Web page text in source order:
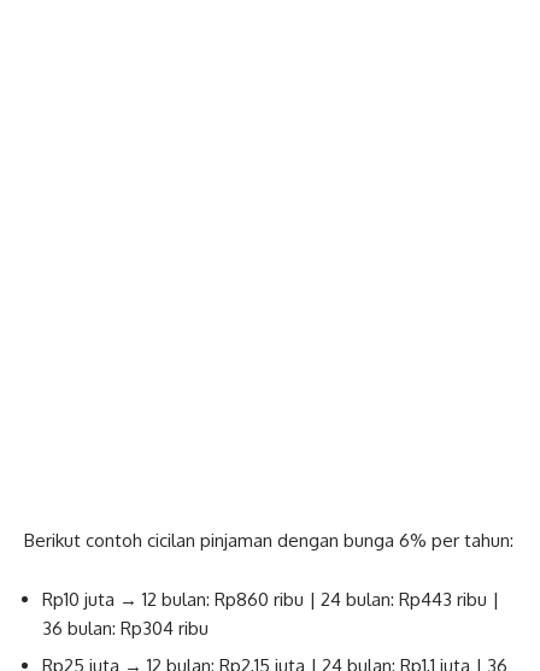
Berikut contoh cicilan pinjaman dengan bunga 6% per tahun:
Rp10 juta → 12 bulan: Rp860 ribu | 24 bulan: Rp443 ribu |
36 bulan: Rp304 ribu
Rp25 juta → 12 bulan: Rp2,15 juta | 24 bulan: Rp1,1 juta | 36